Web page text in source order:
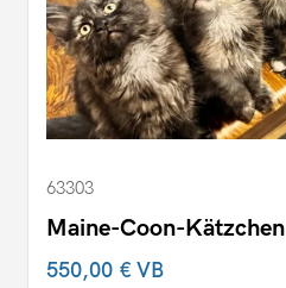
63303
Maine-Coon-Kätzchen
550,00 €VB